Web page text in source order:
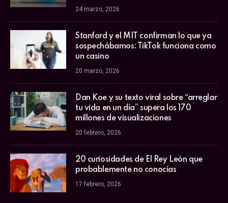
24 marzo, 2026
Stanford y el MIT confirman lo que ya
sospechábamos: TikTok funciona como
un casino
20 marzo, 2026
Dan Koe y su texto viral sobre “arreglar
tu vida en un día” supera los 170
millones de visualizaciones
20 febrero, 2026
20 curiosidades de El Rey León que
probablemente no conocías
17 febrero, 2026